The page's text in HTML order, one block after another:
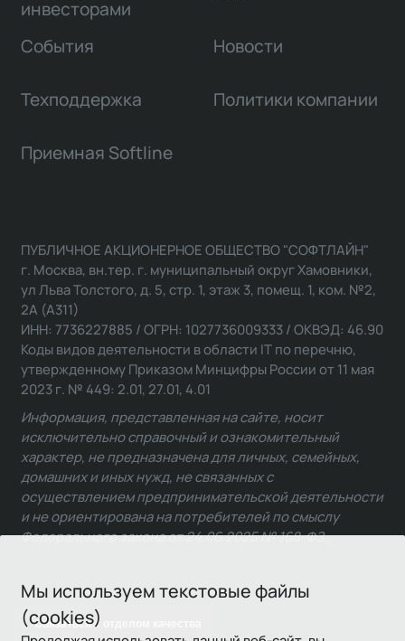
Мы используем текстовые файлы
(cookies)
инвесторами
События Новости
Техподдержка Политики компании
Приемная Softline
Связаться с отделом качества
ПУБЛИЧНОЕ АКЦИОНЕРНОЕ ОБЩЕСТВО "СОФТЛАЙН"
г. Москва, вн.тер. г. муниципальный округ Хамовники,
ул Льва Толстого, д. 5, стр. 1, этаж 3, помещ. 1, ком. №2,
2А (А311)
ИНН: 7736227885 / ОГРН: 1027736009333 / ОКВЭД: 46.90
Коды видов деятельности в области IT по перечню,
утвержденному Приказом Минцифры России от 11 мая
2023 г. № 449: 2.01, 27.01, 4.01
Информация, представленная на сайте, носит
исключительно справочный и ознакомительный
характер, не предназначена для личных, семейных,
домашних и иных нужд, не связанных с
осуществлением предпринимательской деятельности
и не ориентирована на потребителей по смыслу
Федерального закона от 24.06.2025 № 168-ФЗ.